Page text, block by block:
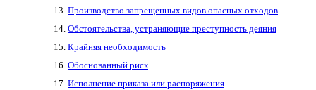
Производство запрещенных видов опасных отходов
Обстоятельства, устраняющие преступность деяния
Крайняя необходимость
Обоснованный риск
Исполнение приказа или распоряжения